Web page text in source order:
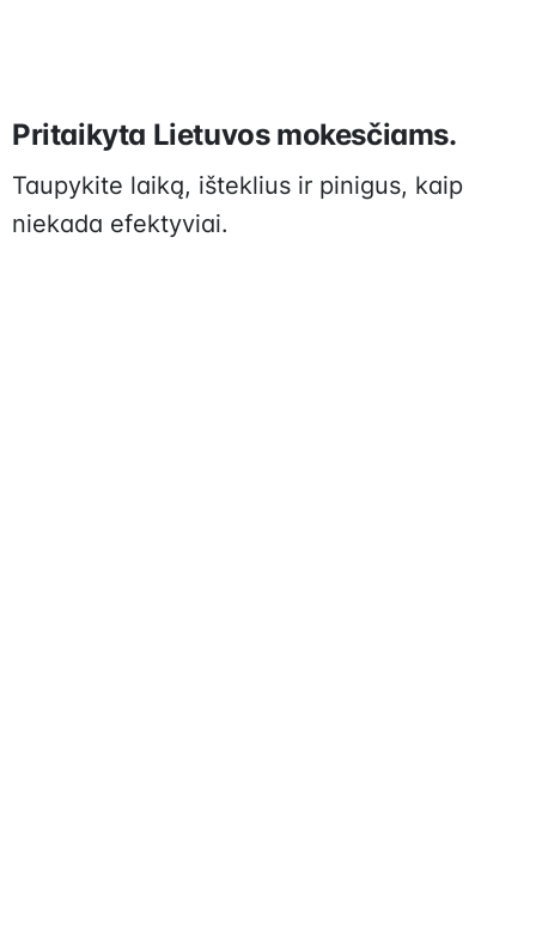
Pritaikyta Lietuvos mokesčiams.
Taupykite laiką, išteklius ir pinigus, kaip
niekada efektyviai.